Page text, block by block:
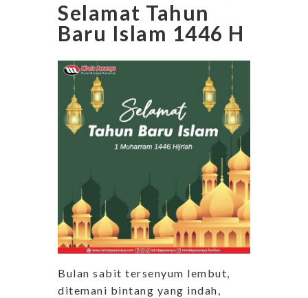
Selamat Tahun
Baru Islam 1446 H
Bulan sabit tersenyum lembut,
ditemani bintang yang indah,